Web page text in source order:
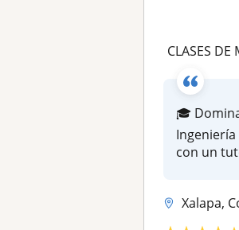
CLASES
🎓
Ingeniería
con un
Xalapa, Coatepec